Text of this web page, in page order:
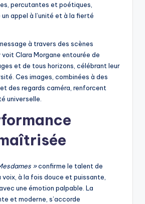
percutantes et poétiques,
appel à l’unité et à la fierté
à travers des scènes
voit Clara Morgane entourée de
et de tous horizons, célébrant leur
Ces images, combinées à des
des regards caméra, renforcent
universelle.
»confirme le talent de
voix, à la fois douce et puissante,
une émotion palpable. La
et moderne, s’accorde